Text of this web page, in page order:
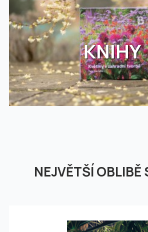
KNIHY
NEJVĚTŠÍ OBLIBĚ